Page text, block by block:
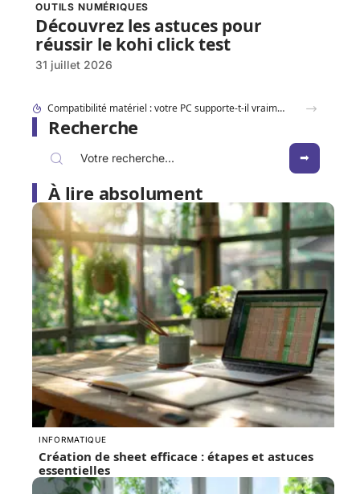
OUTILS NUMÉRIQUES
Découvrez les astuces pour
réussir le kohi click test
31 juillet 2026
Sortie du iPhone SE : les indices dans iOS qui dévoilent déjà le design
Recherche
À lire absolument
INFORMATIQUE
Création de sheet efficace : étapes et astuces
essentielles